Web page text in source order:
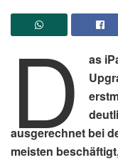
D
as
ausgerechnet bei
meisten